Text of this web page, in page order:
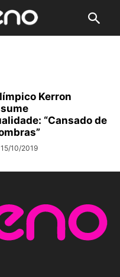
Kerron
“Cansado de
15/10/2019